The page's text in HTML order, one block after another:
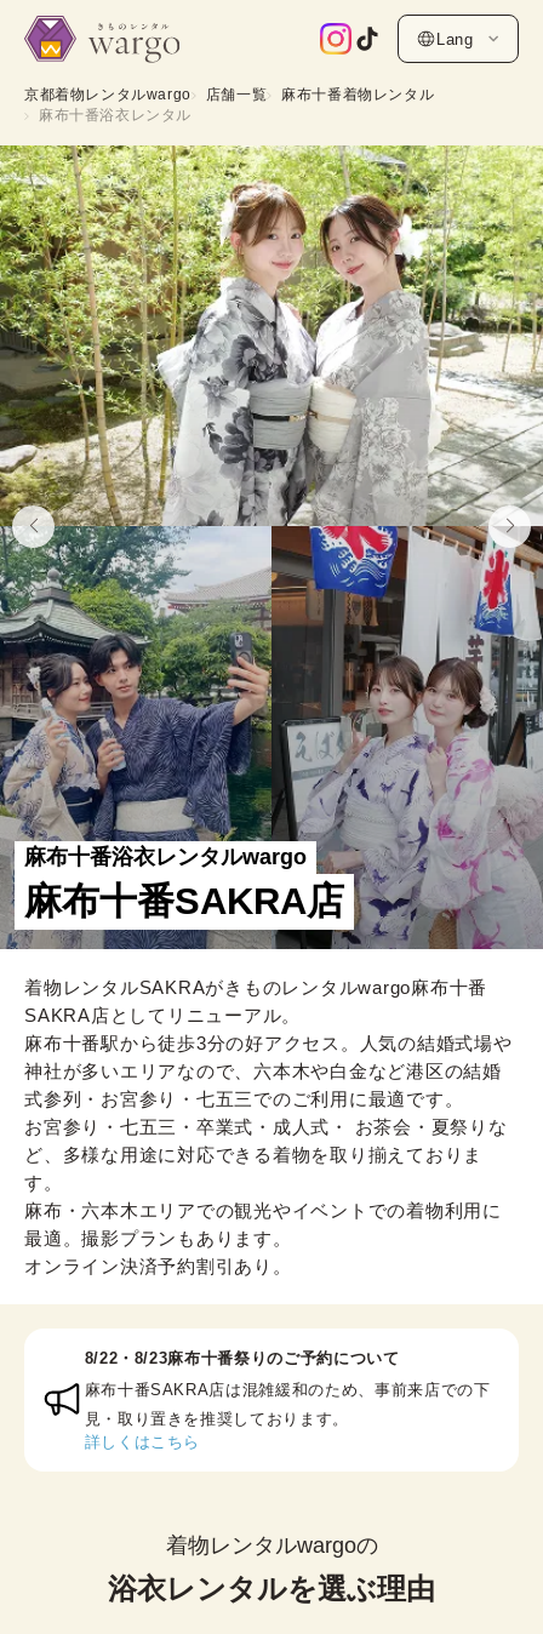
Lang
京都着物レンタルwargo 店舗一覧
麻布十番着物レンタル
麻布十番浴衣レンタル
麻布十番浴衣レンタルwargo
麻布十番SAKRA店
着物レンタルSAKRAがきものレンタルwargo麻布十番
SAKRA店としてリニューアル。
麻布十番駅から徒歩3分の好アクセス。人気の結婚式場や
神社が多いエリアなので、六本木や白金など港区の結婚
式参列・お宮参り・七五三でのご利用に最適です。
お宮参り・七五三・卒業式・成人式・ お茶会・夏祭りな
ど、多様な用途に対応できる着物を取り揃えておりま
す。
麻布・六本木エリアでの観光やイベントでの着物利用に
最適。撮影プランもあります。
オンライン決済予約割引あり。
8/22・8/23麻布十番祭りのご予約について
麻布十番SAKRA店は混雑緩和のため、事前来店での下
見・取り置きを推奨しております。
詳しくはこちら
着物レンタルwargoの
浴衣レンタルを選ぶ理由